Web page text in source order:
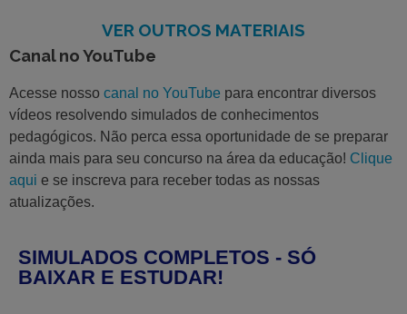
VER OUTROS MATERIAIS
Canal no YouTube
Acesse nosso canal no YouTube para encontrar diversos
vídeos resolvendo simulados de conhecimentos
pedagógicos. Não perca essa oportunidade de se preparar
ainda mais para seu concurso na área da educação! Clique
aqui e se inscreva para receber todas as nossas
atualizações.
SIMULADOS COMPLETOS - SÓ
BAIXAR E ESTUDAR!